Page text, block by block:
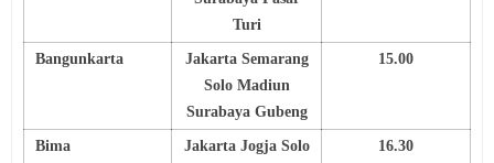
Turi
Bangunkarta
Jakarta Semarang
Solo Madiun
Surabaya Gubeng
15.00
Bima
Jakarta Jogja Solo
16.30